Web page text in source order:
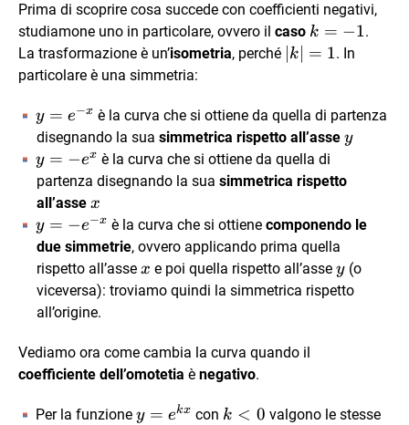
Prima di scoprire cosa succede con coefficienti negativi,
studiamone uno in particolare, ovvero il caso k=-1
k = −1.
La trasformazione è un’isometria, perché |k|=1
k = 1. In
particolare è una simmetria:
y=e^{-
x}
y = e−x è la curva che si ottiene da quella di partenza
disegnando la sua simmetrica rispetto all’asse y
y
y=-
e^x
y = −ex è la curva che si ottiene da quella di
partenza disegnando la sua simmetrica rispetto
all’asse x
x
y=-
e^{-
x}
y = −e−x è la curva che si ottienecomponendo le
due simmetrie, ovvero applicando prima quella
rispetto all’asse x
x e poi quella rispetto all’asse y
y(o
viceversa): troviamo quindi la simmetrica rispetto
all’origine.
Vediamo ora come cambia la curva quando il
coefficiente dell’omotetia è negativo.
Per la funzione y=e^{kx}
y = ekx con k<0
k < 0 valgono le stesse